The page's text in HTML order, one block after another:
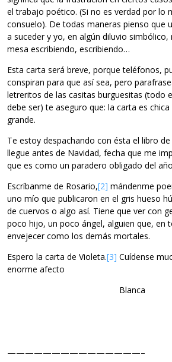
el trabajo poético. (Si no es verdad por lo
consuelo). De todas maneras pienso que
a suceder y yo, en algún diluvio simbólico,
mesa escribiendo, escribiendo…
Esta carta será breve, porque teléfonos,
conspiran para que así sea, pero
letreritos de las casitas burguesitas (todo
debe ser) te aseguro que: la carta es
grande.
Te estoy despachando con ésta el libro
llegue antes de Navidad, fecha que me
que es como un paradero obligado del
Escríbanme de Rosario,[2] mándenme
uno mío que publicaron en el gris hueso
de cuervos o algo así. Tiene que ver con
poco hijo, un poco ángel, alguien que, en
envejecer como los demás mortales.
Espero la carta de Violeta.[3] Cuídense
enorme afecto
Blanca
———————————————–